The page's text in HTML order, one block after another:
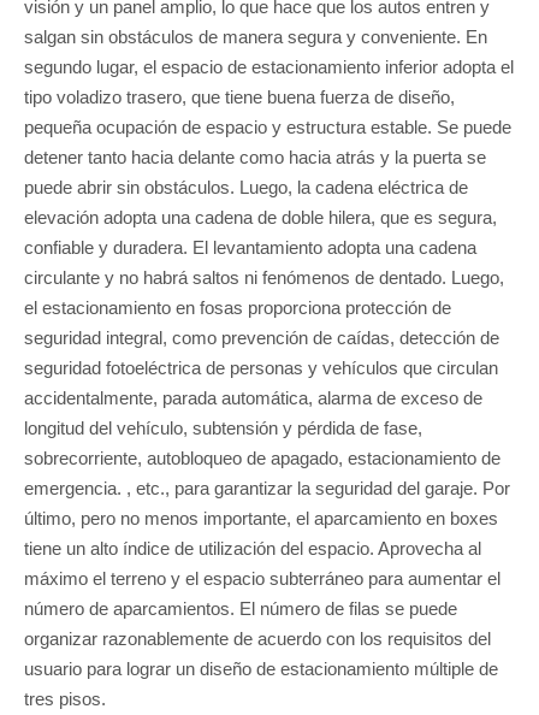
visión y un panel amplio, lo que hace que los autos entren y
salgan sin obstáculos de manera segura y conveniente. En
segundo lugar, el espacio de estacionamiento inferior adopta el
tipo voladizo trasero, que tiene buena fuerza de diseño,
pequeña ocupación de espacio y estructura estable. Se puede
detener tanto hacia delante como hacia atrás y la puerta se
puede abrir sin obstáculos. Luego, la cadena eléctrica de
elevación adopta una cadena de doble hilera, que es segura,
confiable y duradera. El levantamiento adopta una cadena
circulante y no habrá saltos ni fenómenos de dentado. Luego,
el estacionamiento en fosas proporciona protección de
seguridad integral, como prevención de caídas, detección de
seguridad fotoeléctrica de personas y vehículos que circulan
accidentalmente, parada automática, alarma de exceso de
longitud del vehículo, subtensión y pérdida de fase,
sobrecorriente, autobloqueo de apagado, estacionamiento de
emergencia. , etc., para garantizar la seguridad del garaje. Por
último, pero no menos importante, el aparcamiento en boxes
tiene un alto índice de utilización del espacio. Aprovecha al
máximo el terreno y el espacio subterráneo para aumentar el
número de aparcamientos. El número de filas se puede
organizar razonablemente de acuerdo con los requisitos del
usuario para lograr un diseño de estacionamiento múltiple de
tres pisos.